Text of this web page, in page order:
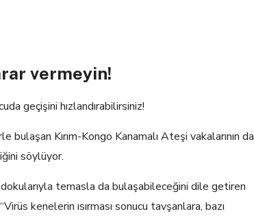
vermeyin!
geçişini hızlandırabilirsiniz!
bulaşan Kırım-Kongo Kanamalı Ateşi vakalarının da
söylüyor.
dokularıyla temasla da bulaşabileceğini dile getiren
kenelerin ısırması sonucu tavşanlara, bazı